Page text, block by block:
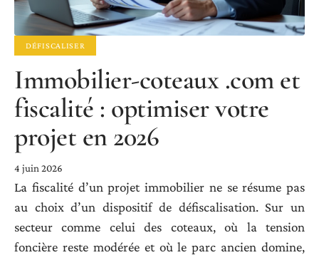
DÉFISCALISER
Immobilier-coteaux .com et
fiscalité : optimiser votre
projet en 2026
4 juin 2026
La fiscalité d’un projet immobilier ne se résume pas
au choix d’un dispositif de défiscalisation. Sur un
secteur comme celui des coteaux, où la tension
foncière reste modérée et où le parc ancien domine,